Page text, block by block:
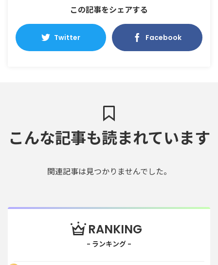
この記事をシェアする
Twitter Facebook
こんな記事も読まれています
関連記事は見つかりませんでした。
RANKING